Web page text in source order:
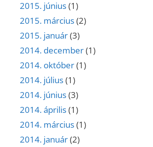
2015. június(1)
2015. március(2)
2015. január(3)
2014. december(1)
2014. október(1)
2014. július(1)
2014. június(3)
2014. április(1)
2014. március(1)
2014. január(2)